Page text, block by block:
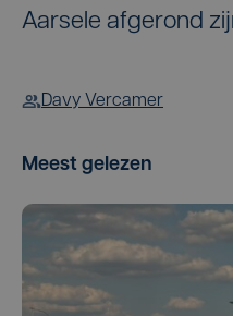
Aarsele afgerond
Davy Vercamer
Meest gelezen